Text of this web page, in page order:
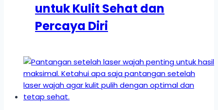
untuk Kulit Sehat dan
Percaya Diri